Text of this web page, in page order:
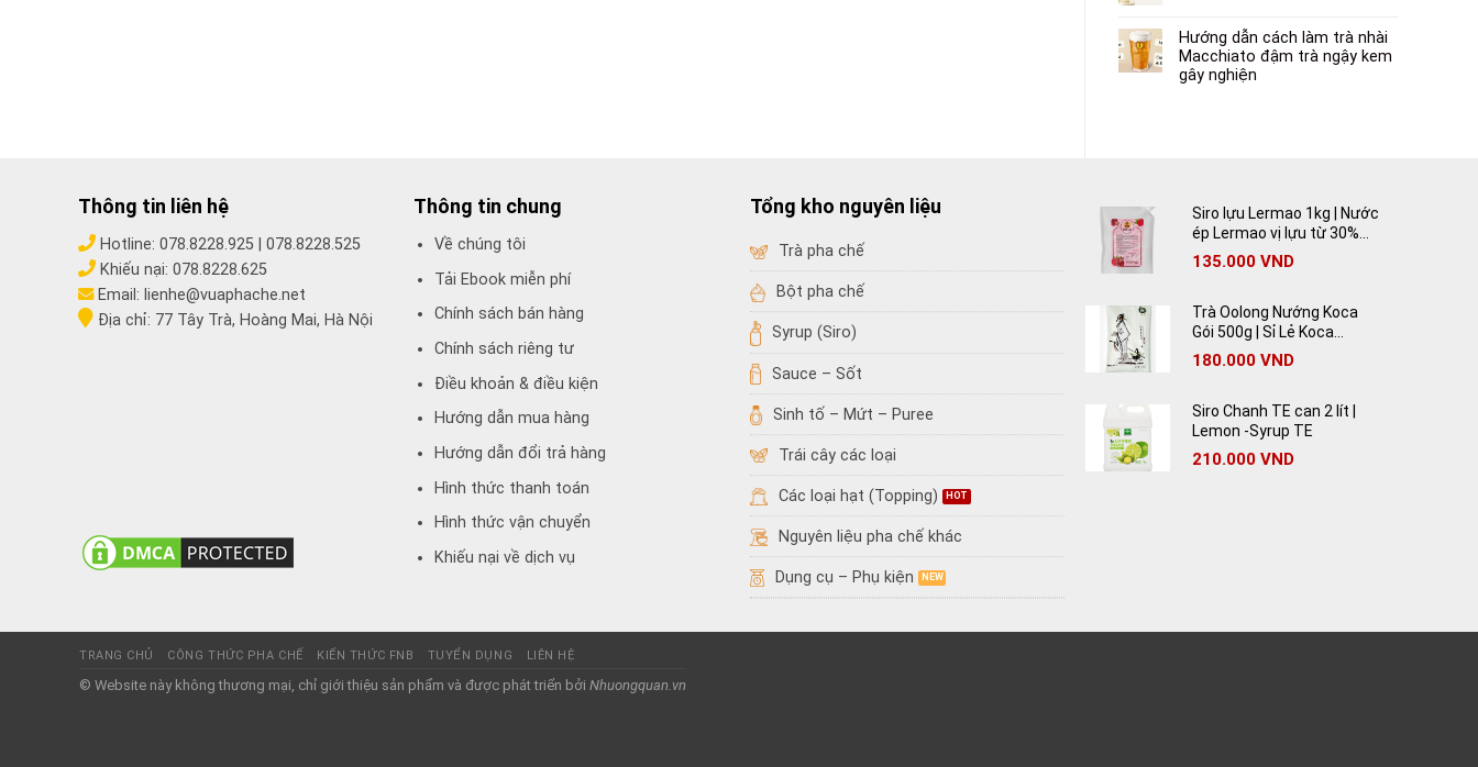
Hướng dẫn cách làm trà nhài
Macchiato đậm trà ngậy kem
gây nghiện
Thông tin liên hệ
Hotline: 078.8228.925| 078.8228.525
Khiếu nại: 078.8228.625
Email: lienhe@vuaphache.net
Địa chỉ: 77 Tây Trà, Hoàng Mai, Hà Nội
Thông tin chung
Về chúng tôi
Tải Ebook miễn phí
Chính sách bán hàng
Chính sách riêng tư
Điều khoản & điều kiện
Hướng dẫn mua hàng
Hướng dẫn đổi trả hàng
Hình thức thanh toán
Hình thức vận chuyển
Khiếu nại về dịch vụ
Tổng kho nguyên liệu
Trà pha chế
Bột pha chế
Syrup (Siro)
Sauce – Sốt
Sinh tố – Mứt – Puree
Trái cây các loại
Các loại hạt (Topping)
Nguyên liệu pha chế khác
Dụng cụ – Phụ kiện
Siro lựu Lermao 1kg | Nước
ép Lermao vị lựu từ 30%
lựu tươi
135.000 VND
Trà Oolong Nướng Koca
Gói 500g | Sỉ Lẻ Koca
Oolong Tea Giá Rẻ
180.000 VND
Siro Chanh TE can 2 lít |
Lemon -Syrup TE
210.000 VND
TRANG CHỦ CÔNG THỨC PHA CHẾ KIẾN THỨC FNB TUYỂN DỤNG LIÊN HỆ
© Website này không thương mại, chỉ giới thiệu sản phẩm và được phát triển bởi Nhuongquan.vn